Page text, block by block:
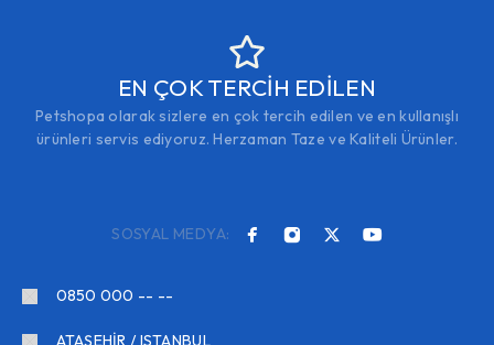
EN ÇOK TERCİH EDİLEN
Petshopa olarak sizlere en çok tercih edilen ve en kullanışlı
ürünleri servis ediyoruz. Herzaman Taze ve Kaliteli Ürünler.
SOSYAL MEDYA:
0850 000 -- --
ATAŞEHİR / ISTANBUL